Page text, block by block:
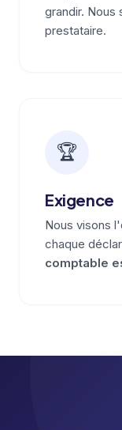
grandir. Nous
prestataire.
🏆
Exigence
Nous visons
chaque
comptable